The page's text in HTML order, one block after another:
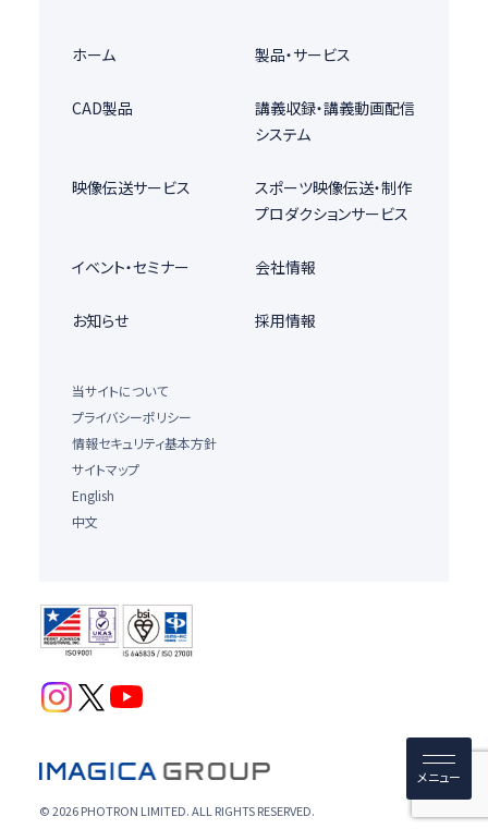
ホーム 製品・サービス
CAD製品
講義収録・講義動画配信
システム
映像伝送サービス
スポーツ映像伝送・制作
プロダクションサービス
イベント・セミナー 会社情報
お知らせ 採用情報
当サイトについて
プライバシーポリシー
情報セキュリティ基本方針
サイトマップ
English
中文
© 2026 PHOTRON LIMITED. ALL RIGHTS RESERVED.